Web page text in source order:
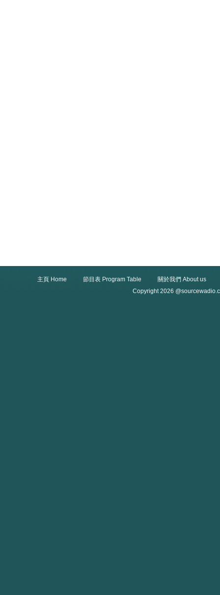
主頁 Home 節目表 Program Table
關於我們 About us
Copyright 2026